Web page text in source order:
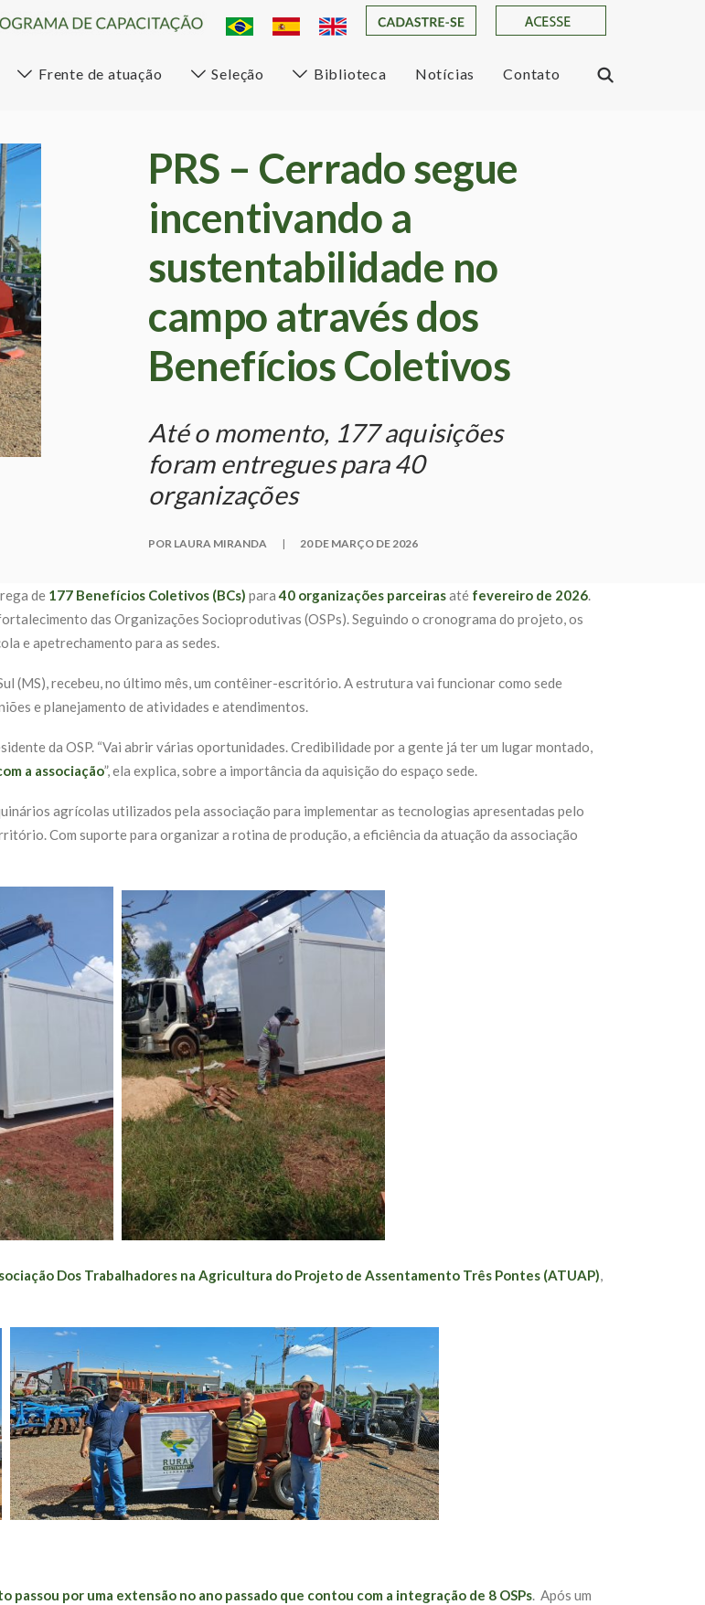
Frente de atuação Seleção Biblioteca Notícias Contato
PRS – Cerrado segue
incentivando a
sustentabilidade no
campo através dos
Benefícios Coletivos
Até o momento, 177 aquisições
foram entregues para 40
organizações
POR LAURA MIRANDA | 20 DE MARÇO DE 2026
de 177 Benefícios Coletivos (BCs) para40 organizações parceirasaté fevereiro de 2026.
das Organizações Socioprodutivas (OSPs). Seguindo o cronograma do projeto, os
e apetrechamento para as sedes.
(MS), recebeu, no último mês, um contêiner-escritório. A estrutura vai funcionar como sede
e planejamento de atividades e atendimentos.
da OSP. “Vai abrir várias oportunidades. Credibilidade por a gente já ter um lugar montado,
a associação”, ela explica, sobre a importância da aquisição do espaço sede.
agrícolas utilizados pela associação para implementar as tecnologias apresentadas pelo
Com suporte para organizar a rotina de produção, a eficiência da atuação da associação
Dos Trabalhadores na Agricultura do Projeto de Assentamento Três Pontes (ATUAP),
passou por uma extensão no ano passado que contou com a integração de 8 OSPs. Após um